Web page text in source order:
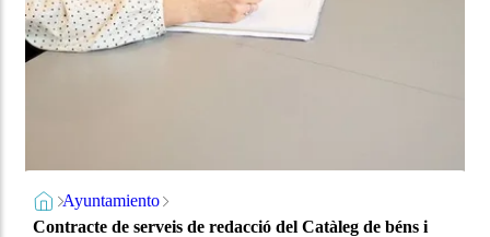
Ayuntamiento
Contracte de serveis de redacció del Catàleg de béns i